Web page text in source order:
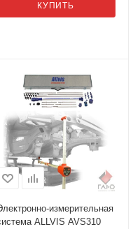
КУПИТЬ
измерительная
ALLVIS AVS310